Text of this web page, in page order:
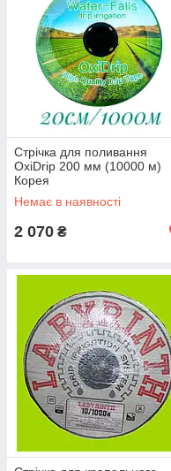
Стрічка для поливання
OxiDrip 200 мм (10000 м)
Корея
Немає в наявності
2 070 ₴